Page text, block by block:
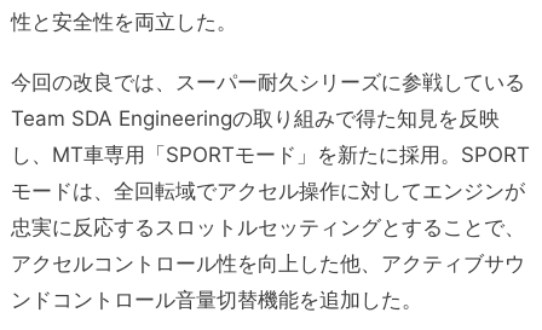
性と安全性を両立した。
今回の改良では、スーパー耐久シリーズに参戦している
Team SDA Engineeringの取り組みで得た知見を反映
し、MT車専用「SPORTモード」を新たに採用。SPORT
モードは、全回転域でアクセル操作に対してエンジンが
忠実に反応するスロットルセッティングとすることで、
アクセルコントロール性を向上した他、アクティブサウ
ンドコントロール音量切替機能を追加した。